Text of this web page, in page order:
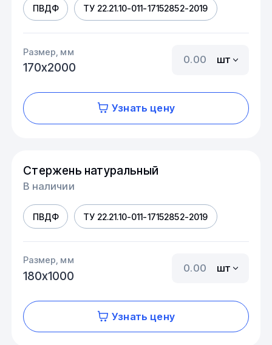
ПВДФ ТУ 22.21.10-011-17152852-2019
Размер, мм
170х2000
шт
Узнать цену
Стержень натуральный
В наличии
ПВДФ ТУ 22.21.10-011-17152852-2019
Размер, мм
180х1000
шт
Узнать цену